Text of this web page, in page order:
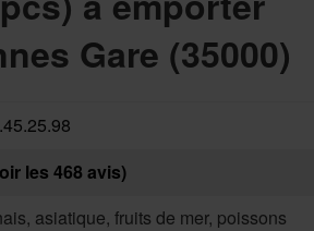
Gare (35000)
les 468 avis)
asiatique, fruits de mer, poissons